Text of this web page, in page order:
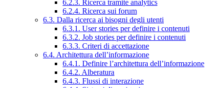
6.2.3. Ricerca tramite analytics
6.2.4. Ricerca sui forum
6.3. Dalla ricerca ai bisogni degli utenti
6.3.1. User stories per definire i contenuti
6.3.2. Job stories per definire i contenuti
6.3.3. Criteri di accettazione
6.4. Architettura dell’informazione
6.4.1. Definire l’architettura dell’informazione
6.4.2. Alberatura
6.4.3. Flussi di interazione